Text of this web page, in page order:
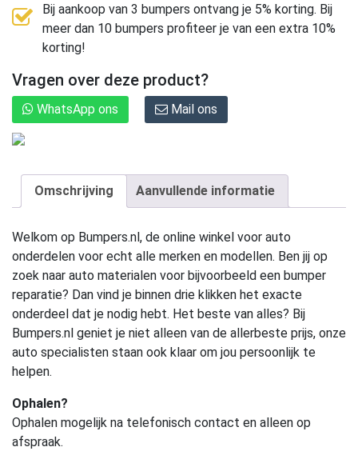
Bij aankoop van 3 bumpers ontvang je 5% korting. Bij
meer dan 10 bumpers profiteer je van een extra 10%
korting!
Vragen over deze product?
WhatsApp ons Mail ons
Omschrijving Aanvullende informatie
Welkom op Bumpers.nl, de online winkel voor auto
onderdelen voor echt alle merken en modellen. Ben jij op
zoek naar auto materialen voor bijvoorbeeld een bumper
reparatie? Dan vind je binnen drie klikken het exacte
onderdeel dat je nodig hebt. Het beste van alles? Bij
Bumpers.nl geniet je niet alleen van de allerbeste prijs, onze
auto specialisten staan ook klaar om jou persoonlijk te
helpen.
Ophalen?
Ophalen mogelijk na telefonisch contact en alleen op
afspraak.